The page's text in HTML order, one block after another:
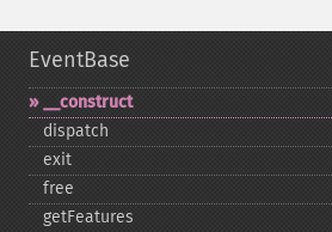
EventBase
_​_​construct
dispatch
exit
free
getFeatures